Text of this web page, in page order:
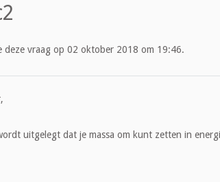
deze vraag op 02 oktober 2018 om 19:46.
uitgelegt dat je massa om kunt zetten in